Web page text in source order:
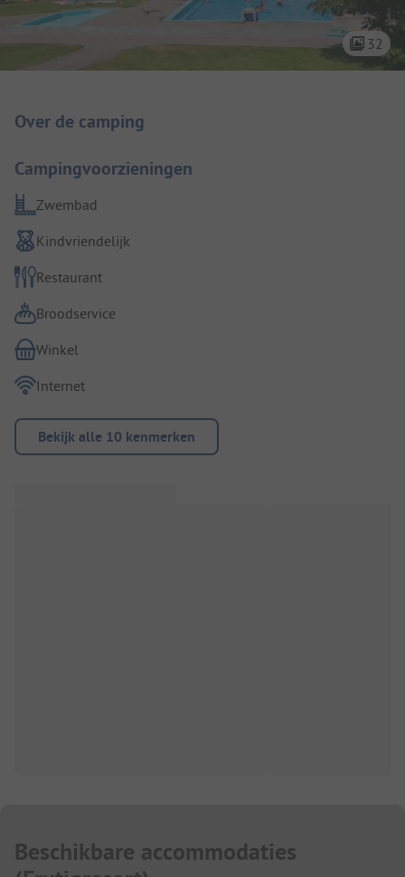
32
Over de camping
Campingvoorzieningen
Zwembad
Kindvriendelijk
Restaurant
Broodservice
Winkel
Internet
Bekijk alle 10 kenmerken
Beschikbare accommodaties